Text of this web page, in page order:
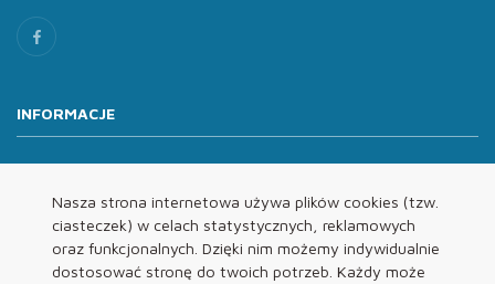
Nasza strona internetowa używa plików cookies (tzw.
ciasteczek) w celach statystycznych, reklamowych
oraz funkcjonalnych. Dzięki nim możemy indywidualnie
dostosować stronę do twoich potrzeb. Każdy może
INFORMACJE
Oferta
Kontakt
REGULAMINY